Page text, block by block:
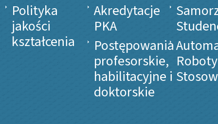
Polityka
jakości
kształcenia
Akredytacje
PKA
Postępowania
profesorskie,
habilitacyjne i
doktorskie